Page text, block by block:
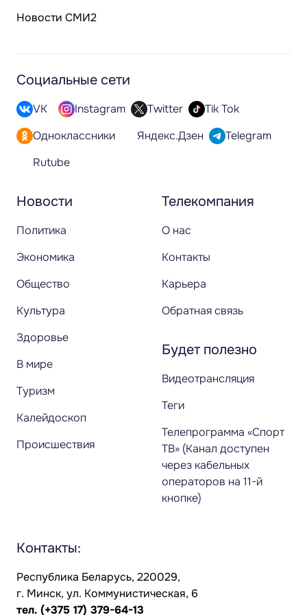
Новости СМИ2
Новости
Политика
Экономика
Общество
Культура
Здоровье
В мире
Туризм
Калейдоскоп
Происшествия
Телекомпания
О нас
Контакты
Карьера
Обратная связь
Будет полезно
Видеотрансляция
Теги
Телепрограмма «Спорт
ТВ» (Канал доступен
через кабельных
операторов на 11-й
кнопке)
Социальные сети
VK Instagram Twitter
Tik Tok
Одноклассники
Яндекс.Дзен
Telegram
Rutube
Контакты:
Республика Беларусь, 220029,
г. Минск, ул. Коммунистическая, 6
тел. (+375 17) 379-64-13